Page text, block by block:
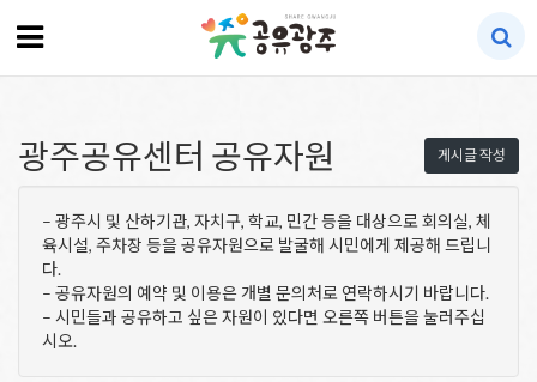
게시글 작성
광주공유센터 공유자원
– 광주시 및 산하기관, 자치구, 학교, 민간 등을 대상으로 회의실, 체
육시설, 주차장 등을 공유자원으로 발굴해 시민에게 제공해 드립니
다.
– 공유자원의 예약 및 이용은 개별 문의처로 연락하시기 바랍니다.
– 시민들과 공유하고 싶은 자원이 있다면 오른쪽 버튼을 눌러주십
시오.